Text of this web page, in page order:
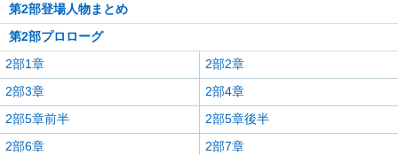
第2部登場人物まとめ
第2部プロローグ
2部1章
2部2章
2部3章
2部4章
2部5章前半
2部5章後半
2部6章
2部7章